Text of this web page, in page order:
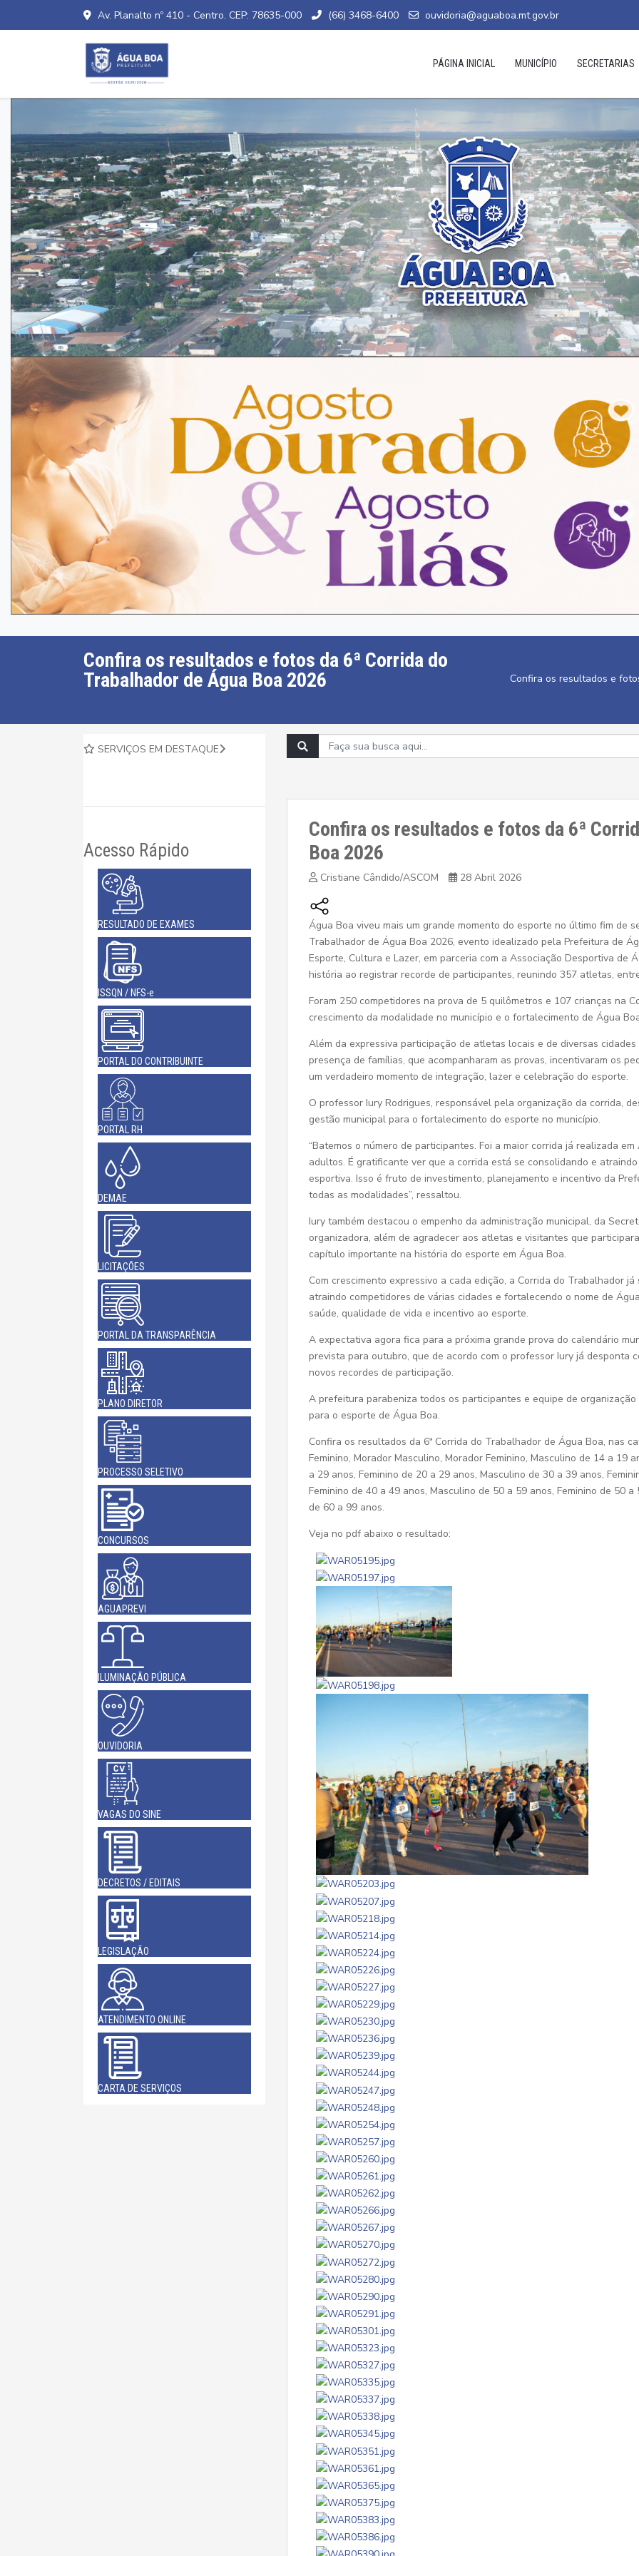
Av. Planalto nº 410 - Centro. CEP: 78635-000 (66) 3468-6400 ouvidoria@aguaboa.mt.gov.br
PÁGINA INICIAL MUNICÍPIO SECRETARIAS
Confira os resultados e fotos da 6ª Corrida do
Trabalhador de Água Boa 2026
Confira os resultados e
SERVIÇOS EM DESTAQUE
Acesso Rápido
RESULTADO DE EXAMES
ISSQN / NFS-e
PORTAL DO CONTRIBUINTE
PORTAL RH
DEMAE
LICITAÇÕES
PORTAL DA TRANSPARÊNCIA
PLANO DIRETOR
PROCESSO SELETIVO
CONCURSOS
AGUAPREVI
ILUMINAÇÃO PÚBLICA
OUVIDORIA
VAGAS DO SINE
DECRETOS / EDITAIS
LEGISLAÇÃO
ATENDIMENTO ONLINE
CARTA DE SERVIÇOS
Confira os resultados e fotos da 6ª
Boa 2026
Cristiane Cândido/ASCOM 28 Abril 2026
Água Boa viveu mais um grande momento do esporte no último fim de
Trabalhador de Água Boa 2026, evento idealizado pela Prefeitura de
Esporte, Cultura e Lazer, em parceria com a Associação Desportiva de
história ao registrar recorde de participantes, reunindo 357 atletas,
Foram 250 competidores na prova de 5 quilômetros e 107 crianças na
crescimento da modalidade no município e o fortalecimento de Água
Além da expressiva participação de atletas locais e de diversas
presença de famílias, que acompanharam as provas, incentivaram os
um verdadeiro momento de integração, lazer e celebração do esporte.
O professor Iury Rodrigues, responsável pela organização da corrida,
gestão municipal para o fortalecimento do esporte no município.
“Batemos o número de participantes. Foi a maior corrida já realizada
adultos. É gratificante ver que a corrida está se consolidando e
esportiva. Isso é fruto de investimento, planejamento e incentivo da
todas as modalidades”, ressaltou.
Iury também destacou o empenho da administração municipal, da
organizadora, além de agradecer aos atletas e visitantes que
capítulo importante na história do esporte em Água Boa.
Com crescimento expressivo a cada edição, a Corrida do Trabalhador
atraindo competidores de várias cidades e fortalecendo o nome de
saúde, qualidade de vida e incentivo ao esporte.
A expectativa agora fica para a próxima grande prova do calendário
prevista para outubro, que de acordo com o professor Iury já desponta
novos recordes de participação.
A prefeitura parabeniza todos os participantes e equipe de
para o esporte de Água Boa.
Confira os resultados da 6ª Corrida do Trabalhador de Água Boa, nas
Feminino, Morador Masculino, Morador Feminino, Masculino de 14 a 19
a 29 anos, Feminino de 20 a 29 anos, Masculino de 30 a 39 anos,
Feminino de 40 a 49 anos, Masculino de 50 a 59 anos, Feminino de 50
de 60 a 99 anos.
Veja no pdf abaixo o resultado: